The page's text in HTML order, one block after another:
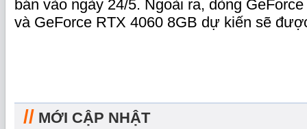
bán vào ngày 24/5. Ngoài ra, dòng
và GeForce RTX 4060 8GB dự kiến ​​sẽ
// MỚI CẬP NHẬT